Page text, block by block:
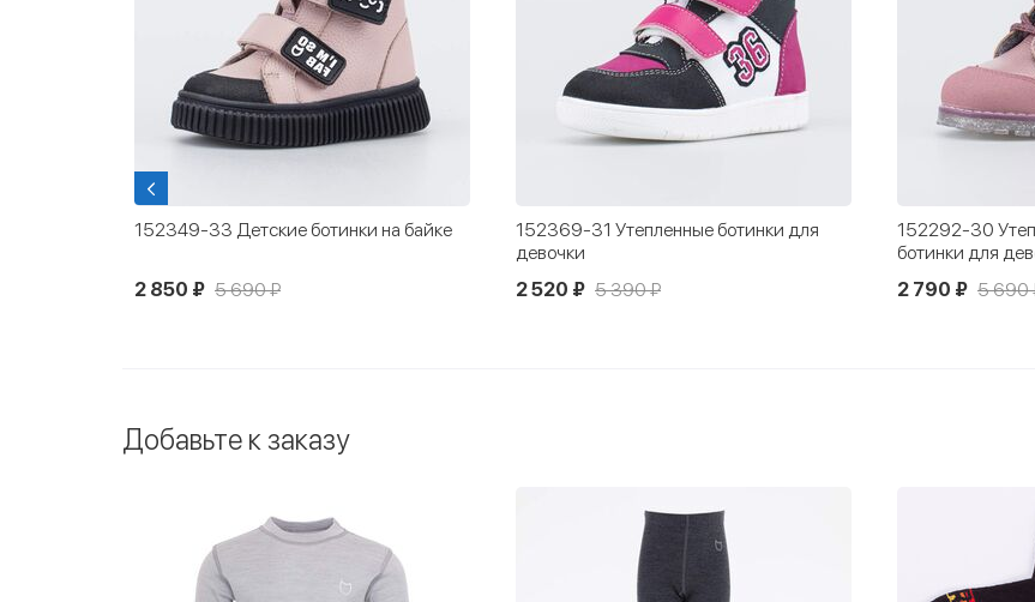
152349-33 Детские ботинки на байке
2 850 ₽ 5 690 ₽
152369-31 Утепленные ботинки для
девочки
2 520 ₽ 5 390 ₽
152292-30
ботинки для
2 790 ₽ 5 690
Добавьте к заказу